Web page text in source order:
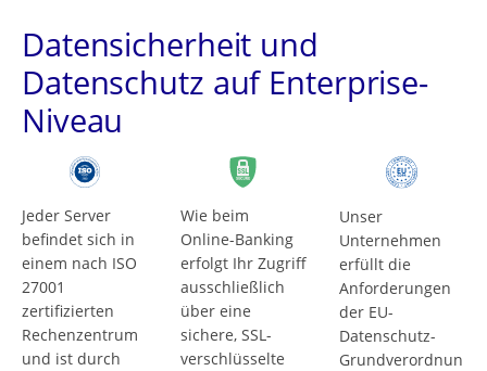
Datensicherheit und
Datenschutz auf Enterprise-
Niveau
Jeder Server
befindet sich in
einem nach ISO
27001
zertifizierten
Rechenzentrum
und ist durch
Wie beim
Online-Banking
erfolgt Ihr Zugriff
ausschließlich
über eine
sichere, SSL-
verschlüsselte
Unser
Unternehmen
erfüllt die
Anforderungen
der EU-
Datenschutz-
Grundverordnun